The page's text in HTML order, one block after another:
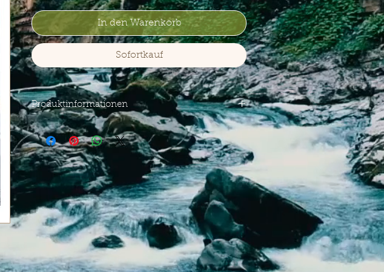
In den Warenkorb
Sofortkauf
Produktinformationen
Glenallachie15
Originalabfüllung
15 Years old
Bottled 2024
Pedro Ximénez & Oloroso Sherry Puncheons &
46 % / 0,7L
Inhalt:0.7 Liter (107,85€ * / 1 Liter) inkl. MwSt.